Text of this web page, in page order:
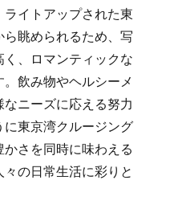
イトアップされた東
眺められるため、写
、ロマンティックな
飲み物やヘルシーメ
ニーズに応える努力
東京湾クルージング
さを同時に味わえる
の日常生活に彩りと